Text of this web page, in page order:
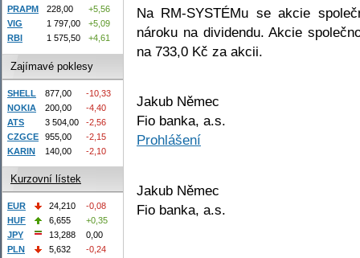
Na RM-SYSTÉMu se akcie
nároku na dividendu. Akcie
na 733,0 Kč za akcii.
Jakub Němec
Fio banka, a.s.
Prohlášení
Jakub Němec
Fio banka, a.s.
PRAPM
228,00
+5,56
VIG
1 797,00
+5,09
RBI
1 575,50 +4,61
Zajímavé poklesy
SHELL 877,00
-10,33
NOKIA
200,00
-4,40
ATS
3 504,00
-2,56
CZGCE
955,00
-2,15
KARIN
140,00 -2,10
Kurzovní lístek
EUR 24,210
-0,08
HUF
6,655
+0,35
JPY
13,288
0,00
PLN
5,632
-0,24